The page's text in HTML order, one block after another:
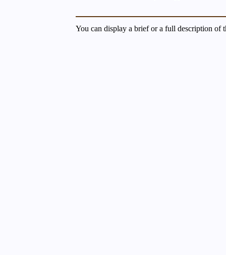
You can display a brief or a full description of